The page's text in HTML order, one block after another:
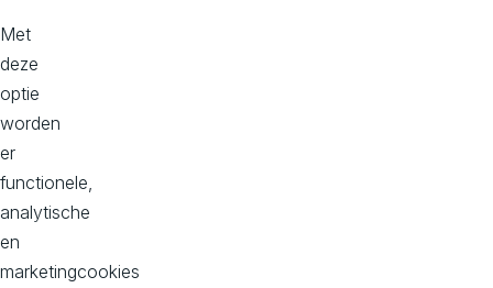
Een All-In-
One DXP.
Met
deze
optie
worden
er
functionele,
analytische
en
marketingcookies